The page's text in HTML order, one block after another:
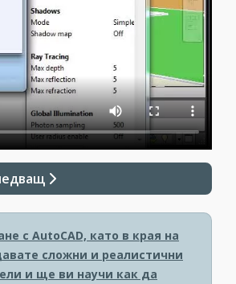
с AutoCAD, като в края на
сложни и реалистични
и ще ви научи как да